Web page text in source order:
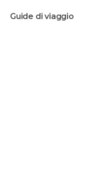
guide di viaggio